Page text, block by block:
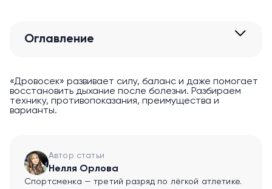
Оглавление
«Дровосек» развивает силу, баланс и даже помогает
восстановить дыхание после болезни. Разбираем
технику, противопоказания, преимущества и
варианты.
Автор статьи
Нелля Орлова
Спортсменка — третий разряд по лёгкой атлетике.